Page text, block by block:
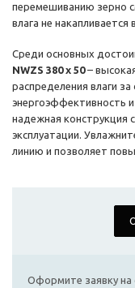
перемешиванию зерно
влага не
Среди основных
NWZS 380 x 50–
распределения влаги
энергоэффективность
надежная конструкция
эксплуатации.
линию и позволяет
Оформите заявку на